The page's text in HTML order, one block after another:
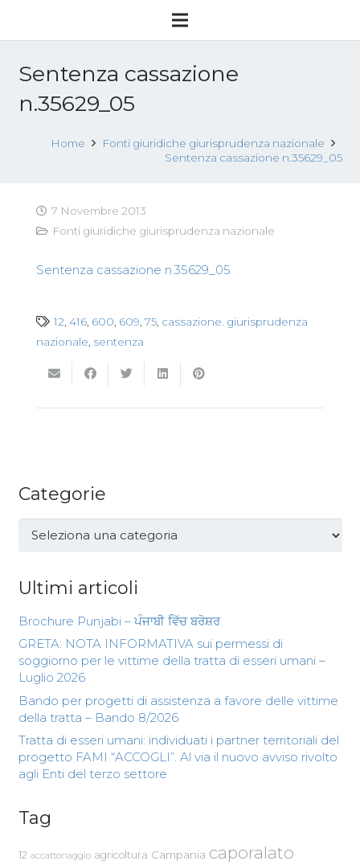
Sentenza cassazione
n.35629_05
Home
Fonti giuridiche giurisprudenza nazionale
Sentenza cassazione n.35629_05
7 Novembre 2013
Fonti giuridiche giurisprudenza nazionale
Sentenza cassazione n.35629_05
12 ,416 600 609 ,75 cassazione. giurisprudenza
nazionale sentenza
Categorie
Categorie
Ultimi articoli
Brochure Punjabi – ਪੰਜਾਬੀ ਵਿੱਚ ਬਰੋਸ਼ਰ
GRETA: NOTA INFORMATIVA sui permessi di
soggiorno per le vittime della tratta di esseri umani –
Luglio 2026
Bando per progetti di assistenza a favore delle vittime
della tratta – Bando 8/2026
Tratta di esseri umani: individuati i partner territoriali del
progetto FAMI “ACCOGLI”. Al via il nuovo avviso rivolto
agli Enti del terzo settore
Tag
12 accattonaggio agricoltura Campania caporalato